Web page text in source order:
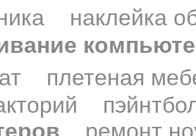
наклейка
плетеная